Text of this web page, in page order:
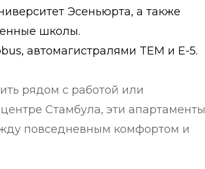
Эсеньюрта, а также
школы.
автомагистралями TEM и E-5.
рядом с работой или
Стамбула, эти апартаменты
повседневным комфортом и